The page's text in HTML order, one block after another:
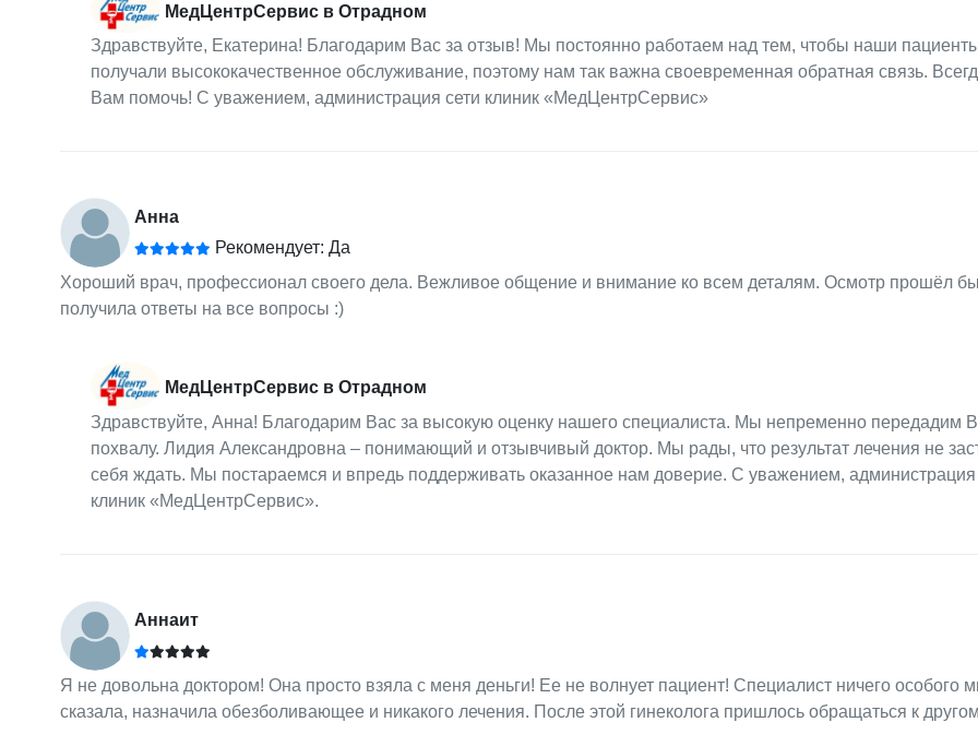
МедЦентрСервис в Отрадном
Здравствуйте, Екатерина! Благодарим Вас за отзыв! Мы постоянно работаем над тем, чтобы наши
получали высококачественное обслуживание, поэтому нам так важна своевременная обратная связь.
Вам помочь! С уважением, администрация сети клиник «МедЦентрСервис»
Анна
Рекомендует: Да
Хороший врач, профессионал своего дела. Вежливое общение и внимание ко всем деталям. Осмотр прошёл
получила ответы на все вопросы :)
МедЦентрСервис в Отрадном
Здравствуйте, Анна! Благодарим Вас за высокую оценку нашего специалиста. Мы непременно передадим
похвалу. Лидия Александровна – понимающий и отзывчивый доктор. Мы рады, что результат лечения не
себя ждать. Мы постараемся и впредь поддерживать оказанное нам доверие. С уважением, администрация
клиник «МедЦентрСервис».
Аннаит
Я не довольна доктором! Она просто взяла с меня деньги! Ее не волнует пациент! Специалист ничего особого
сказала, назначила обезболивающее и никакого лечения. После этой гинеколога пришлось обращаться к